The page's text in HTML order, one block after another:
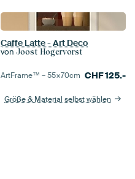
Caffe Latte - Art Deco
von Joost Hogervorst
ArtFrame™ –55×70cm CHF125.-
Größe & Material selbst wählen